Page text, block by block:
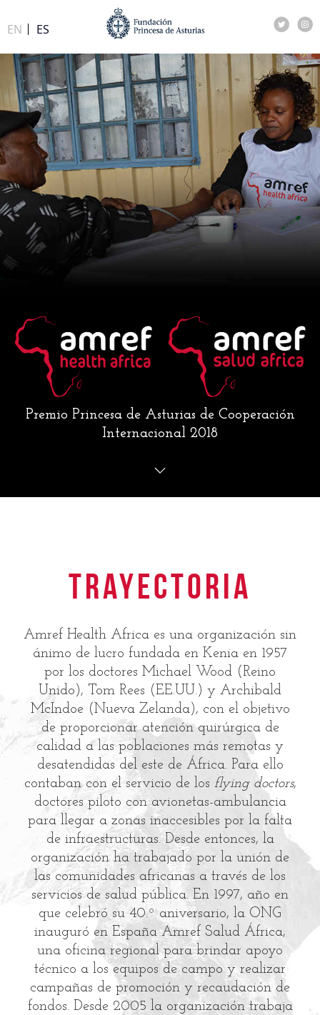
EN ES
Premio Princesa de Asturias de Cooperación
Internacional 2018
Trayectoria
Amref Health Africa es una organización sin
ánimo de lucro fundada en Kenia en 1957
por los doctores Michael Wood (Reino
Unido), Tom Rees (EE.UU.) y Archibald
McIndoe (Nueva Zelanda), con el objetivo
de proporcionar atención quirúrgica de
calidad a las poblaciones más remotas y
desatendidas del este de África. Para ello
contaban con el servicio de los flying doctors,
doctores piloto con avionetas-ambulancia
para llegar a zonas inaccesibles por la falta
de infraestructuras. Desde entonces, la
organización ha trabajado por la unión de
las comunidades africanas a través de los
servicios de salud pública. En 1997, año en
que celebró su 40.º aniversario, la ONG
inauguró en España Amref Salud África,
una oficina regional para brindar apoyo
técnico a los equipos de campo y realizar
campañas de promoción y recaudación de
fondos. Desde 2005 la organización trabaja